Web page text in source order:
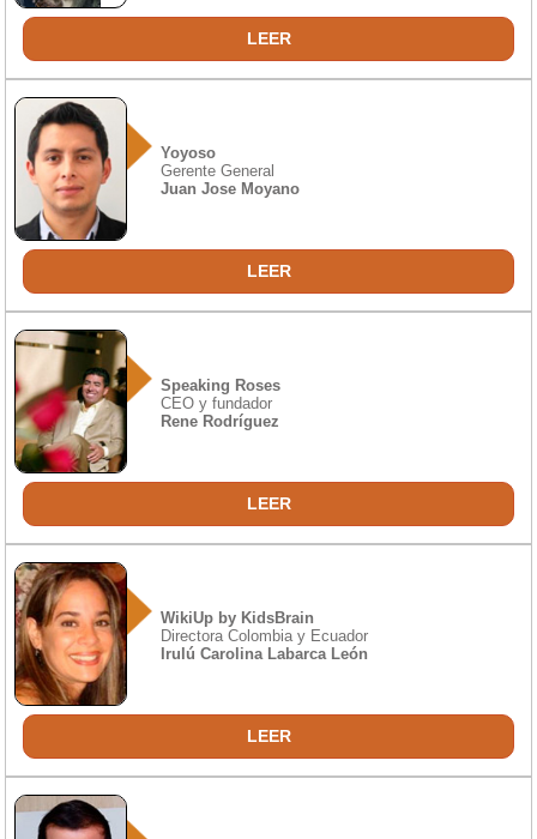
LEER
Yoyoso
Gerente General
Juan Jose Moyano
LEER
Speaking Roses
CEO y fundador
Rene Rodríguez
LEER
WikiUp by KidsBrain
Directora Colombia y Ecuador
Irulú Carolina Labarca León
LEER